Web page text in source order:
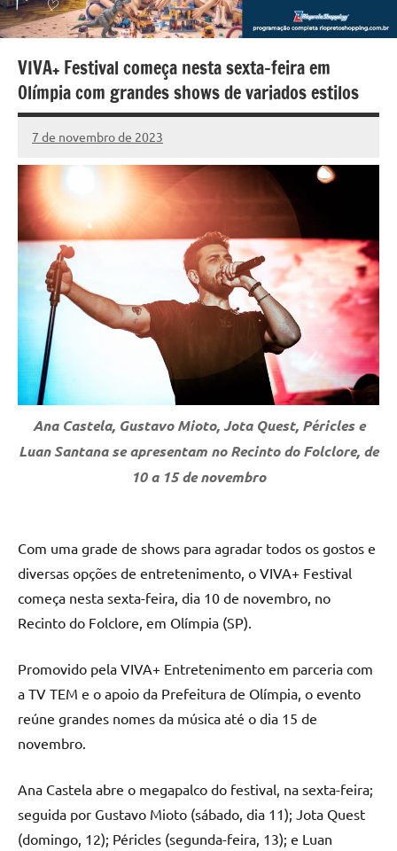
VIVA+ Festival começa nesta sexta-feira em
Olímpia com grandes shows de variados estilos
7 de novembro de 2023
Marcelo
Fachin
8
comentários
Ana Castela, Gustavo Mioto, Jota Quest, Péricles e
Luan Santana se apresentam no Recinto do Folclore, de
10 a 15 de novembro
Com uma grade de shows para agradar todos os gostos e
diversas opções de entretenimento, o VIVA+ Festival
começa nesta sexta-feira, dia 10 de novembro, no
Recinto do Folclore, em Olímpia (SP).
Promovido pela VIVA+ Entretenimento em parceria com
a TV TEM e o apoio da Prefeitura de Olímpia, o evento
reúne grandes nomes da música até o dia 15 de
novembro.
Ana Castela abre o megapalco do festival, na sexta-feira;
seguida por Gustavo Mioto (sábado, dia 11); Jota Quest
(domingo, 12); Péricles (segunda-feira, 13); e Luan